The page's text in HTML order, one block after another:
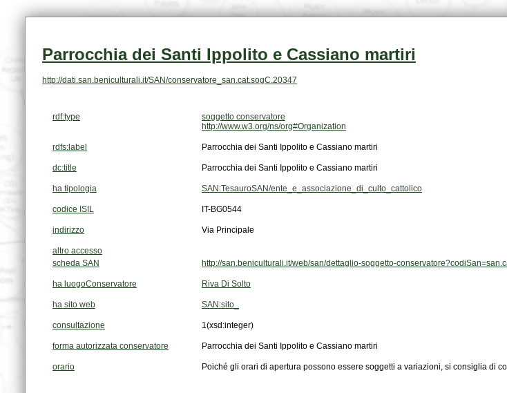
Parrocchia dei Santi Ippolito e Cassiano martiri
http://dati.san.beniculturali.it/SAN/conservatore_san.cat.sogC.20347
rdf:type
soggetto conservatore
http://www.w3.org/ns/org#Organization
rdfs:label Parrocchia dei Santi Ippolito e Cassiano martiri
dc:title Parrocchia dei Santi Ippolito e Cassiano martiri
ha tipologia SAN:TesauroSAN/ente_e_associazione_di_culto_cattolico
codice ISIL IT-BG0544
indirizzo Via Principale
altro accesso
scheda SAN
http://san.beniculturali.it/web/san/dettaglio-soggetto-
ha luogoConservatore Riva Di Solto
ha sito web SAN:sito_
consultazione 1(xsd:integer)
forma autorizzata conservatore Parrocchia dei Santi Ippolito e Cassiano martiri
orario Poiché gli orari di apertura possono essere soggetti a variazioni, si consiglia di